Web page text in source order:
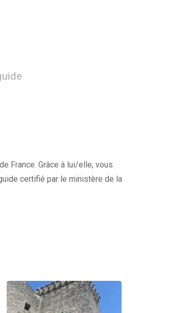
France. Grâce à lui/elle, vous
certifié par le ministère de la